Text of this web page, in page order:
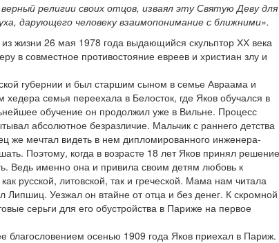
религии своих отцов, изваял эту Святую Деву для
дарующего человеку взаимопонимание с ближними».
жизни 26 мая 1978 года выдающийся скульптор ХХ века
в совместное противостояние евреев и христиан злу и
губернии и был старшим сыном в семье Авраама и
семья переехала в Белосток, где Яков обучался в
обучение он продолжил уже в Вильне. Процесс
абсолютное безразличие. Мальчик с раннего детства
же мечтал видеть в нем дипломированного инженера-
Поэтому, когда в возрасте 18 лет Яков принял решение
Ведь именно она и привила своим детям любовь к
русской, литовской, так и греческой. Мама нам читала
Липшиц. Уезжал он втайне от отца и без денег. К скромной
серьги для его обустройства в Париже на первое
осенью 1909 года Яков приехал в Париж.